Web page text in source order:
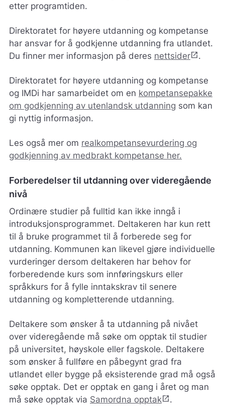
etter programtiden.
Direktoratet for høyere utdanning og kompetanse
har ansvar for å godkjenne utdanning fra utlandet.
Du finner mer informasjon på deres nettsideropen_in_new.
Direktoratet for høyere utdanning og kompetanse
og IMDi har samarbeidet om en kompetansepakke
om godkjenning av utenlandsk utdanning som kan
gi nyttig informasjon.
Les også mer om realkompetansevurdering og
godkjenning av medbrakt kompetanse her.
Forberedelser til utdanning over videregående
nivå
Ordinære studier på fulltid kan ikke inngå i
introduksjonsprogrammet. Deltakeren har kun rett
til å bruke programmet til å forberede seg for
utdanning. Kommunen kan likevel gjøre individuelle
vurderinger dersom deltakeren har behov for
forberedende kurs som innføringskurs eller
språkkurs for å fylle inntakskrav til senere
utdanning og kompletterende utdanning.
Deltakere som ønsker å ta utdanning på nivået
over videregående må søke om opptak til studier
på universitet, høyskole eller fagskole. Deltakere
som ønsker å fullføre en påbegynt grad fra
utlandet eller bygge på eksisterende grad må også
søke opptak. Det er opptak en gang i året og man
må søke opptak via Samordna opptakopen_in_new.